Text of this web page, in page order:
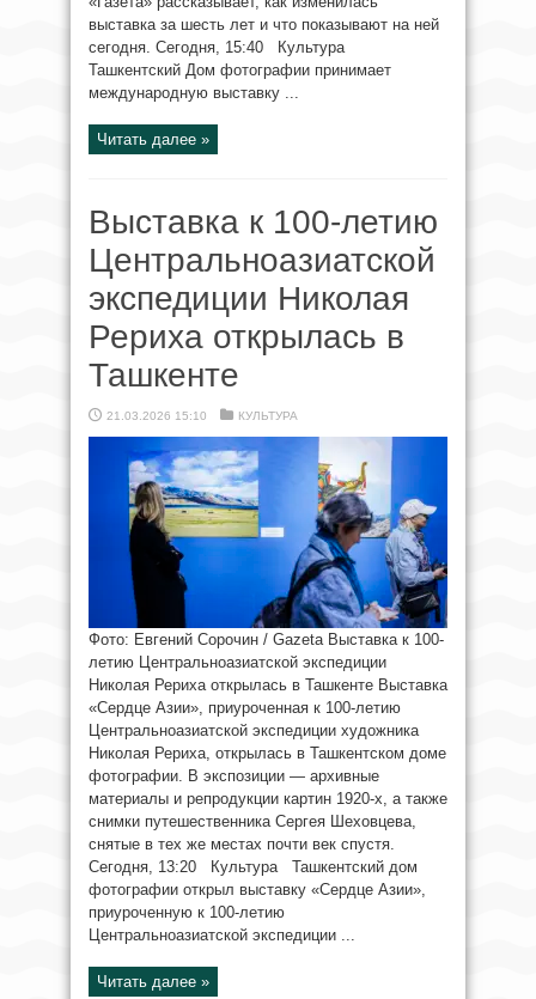
выставка за шесть лет и что показывают на ней
сегодня. Сегодня, 15:40 Культура
Ташкентский Дом фотографии принимает
международную выставку ...
Читать далее »
Выставка к 100-летию
Центральноазиатской
экспедиции Николая
Рериха открылась в
Ташкенте
21.03.2026 15:10 КУЛЬТУРА
Фото: Евгений Сорочин / Gazeta Выставка к 100-
летию Центральноазиатской экспедиции
Николая Рериха открылась в Ташкенте Выставка
«Сердце Азии», приуроченная к 100-летию
Центральноазиатской экспедиции художника
Николая Рериха, открылась в Ташкентском доме
фотографии. В экспозиции — архивные
материалы и репродукции картин 1920-х, а также
снимки путешественника Сергея Шеховцева,
снятые в тех же местах почти век спустя.
Сегодня, 13:20 Культура Ташкентский дом
фотографии открыл выставку «Сердце Азии»,
приуроченную к 100-летию
Центральноазиатской экспедиции ...
Читать далее »